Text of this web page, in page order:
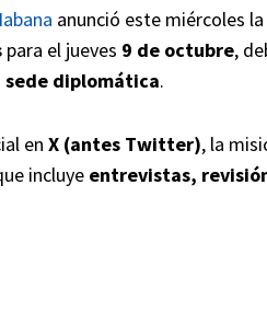
anunció este miércoles la
para el jueves 9 de octubre,
diplomática.
en X (antes Twitter), la
incluye entrevistas,